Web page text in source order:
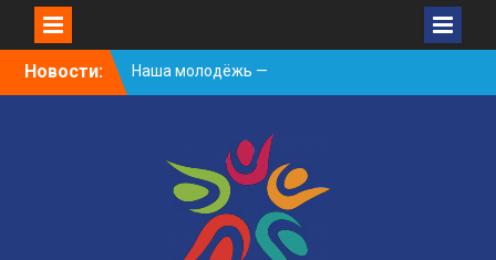
SkipНовости:
Наша молодёжь —
гордость Жигулёвска!
Встречаем новый
творческий сезон
2026/2027 в КДЦ!